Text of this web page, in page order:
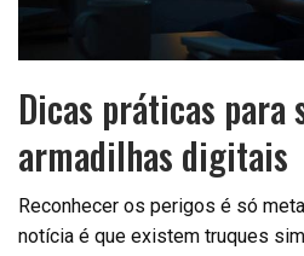
Dicas práticas para
armadilhas digitais
Reconhecer os perigos é só
notícia é que existem truques